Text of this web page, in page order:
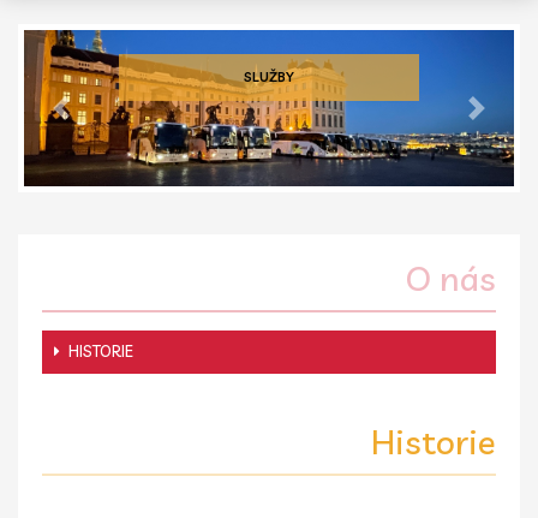
SLUŽBY
Předchozí Další
O nás
HISTORIE
Historie